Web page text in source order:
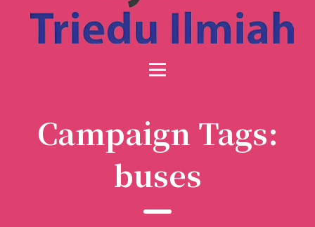
Campaign Tags:
buses